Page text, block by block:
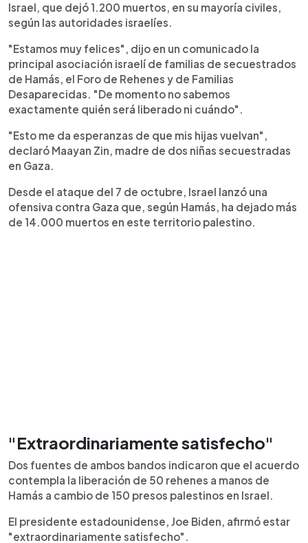
Israel, que dejó 1.200 muertos, en su mayoría civiles,
según las autoridades israelíes.
"Estamos muy felices", dijo en un comunicado la
principal asociación israelí de familias de secuestrados
de Hamás, el Foro de Rehenes y de Familias
Desaparecidas. "De momento no sabemos
exactamente quién será liberado ni cuándo".
"Esto me da esperanzas de que mis hijas vuelvan",
declaró Maayan Zin, madre de dos niñas secuestradas
en Gaza.
Desde el ataque del 7 de octubre, Israel lanzó una
ofensiva contra Gaza que, según Hamás, ha dejado más
de 14.000 muertos en este territorio palestino.
"Extraordinariamente satisfecho"
Dos fuentes de ambos bandos indicaron que el acuerdo
contempla la liberación de 50 rehenes a manos de
Hamás a cambio de 150 presos palestinos en Israel.
El presidente estadounidense, Joe Biden, afirmó estar
"extraordinariamente satisfecho".